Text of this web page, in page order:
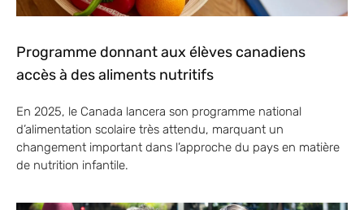
Programme donnant aux élèves canadiens
accès à des aliments nutritifs
En 2025, le Canada lancera son programme national
d’alimentation scolaire très attendu, marquant un
changement important dans l’approche du pays en matière
de nutrition infantile.